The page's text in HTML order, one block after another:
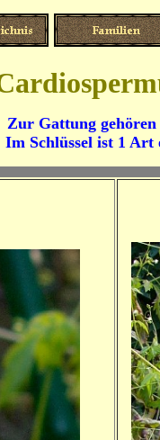
Zur Gattung gehören
Im Schlüssel ist 1 Art